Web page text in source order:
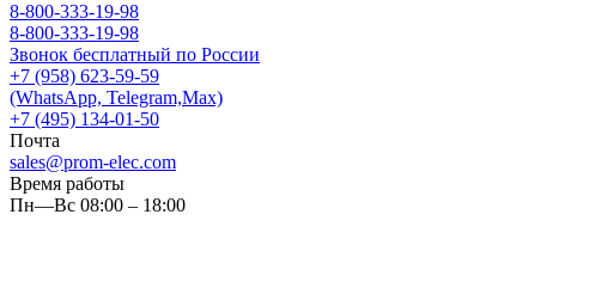
8-800-333-19-98
8-800-333-19-98
Звонок бесплатный по России
+7 (958) 623-59-59
(WhatsApp, Telegram,Max)
+7 (495) 134-01-50
Почта
sales@prom-elec.com
Время работы
Пн—Вс 08:00 – 18:00